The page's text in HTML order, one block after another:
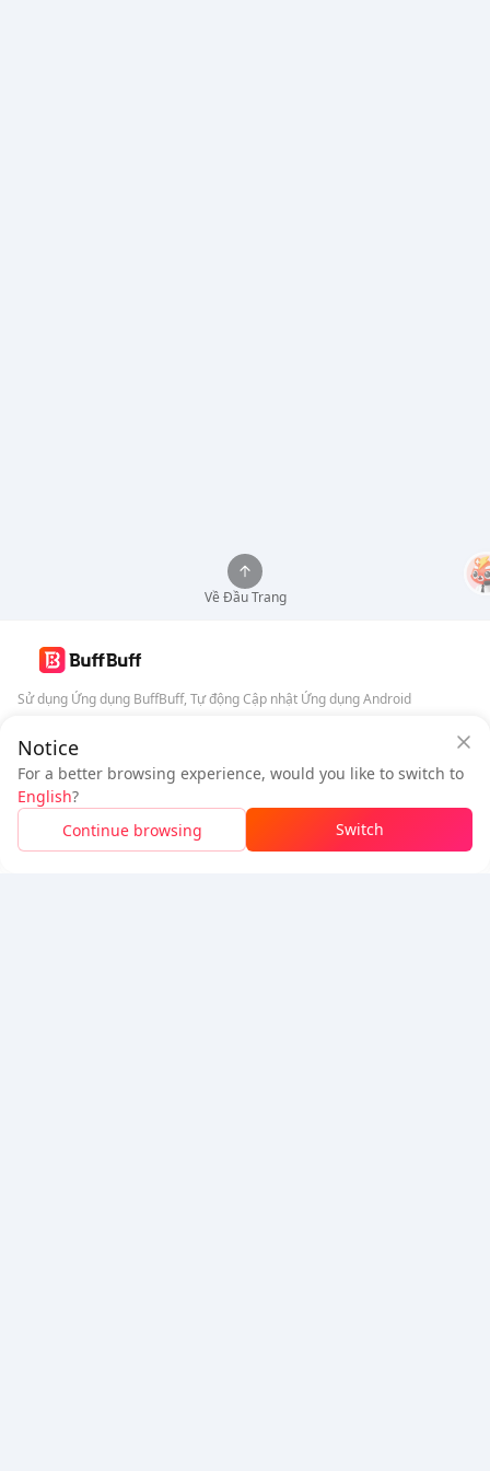
Cần thanh toán
Tiết kiệm$0.08
$1.03
Đăng nhậpđểnhận 50 điểm (0.50 USD)+1 điểm (0.01USD)
Đã Bán hết
Notice
For a better browsing experience, would you like to switch to
English?
Continue browsing
Switch
Về Đầu Trang
Sử dụng Ứng dụng BuffBuff, Tự động Cập nhật Ứng dụng Android
Theo dõi chúng tôi
5% OFF5% OFF